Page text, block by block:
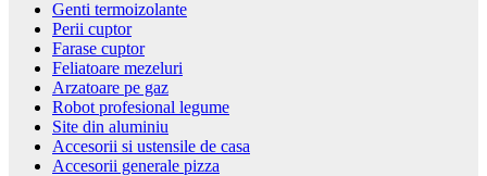
Genti termoizolante
Perii cuptor
Farase cuptor
Feliatoare mezeluri
Arzatoare pe gaz
Robot profesional legume
Site din aluminiu
Accesorii si ustensile de casa
Accesorii generale pizza